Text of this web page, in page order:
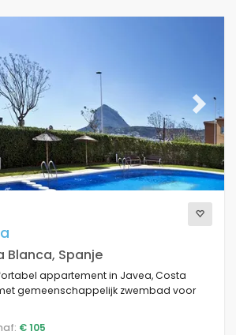
Next
Blanca, Spanje
appartement in Javea, Costa
€ 105